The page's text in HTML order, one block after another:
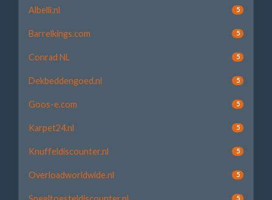
Albelli.nl 5
Barrelkings.com 5
Conrad NL 5
Dekbeddengoed.nl 5
Goos-e.com 5
Karpet24.nl 5
Knuffeldiscounter.nl 5
Overloadworldwide.nl 5
5